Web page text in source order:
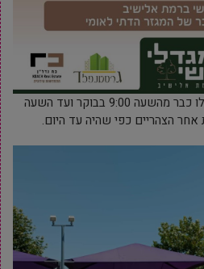
בימי שישי ושבת המזרקות יפעלו כבר מהשעה 9:00 בבוקר ועד השעה